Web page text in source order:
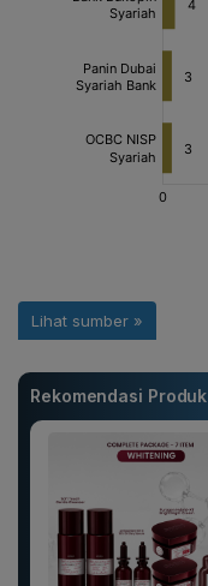
Rekomendasi Produk